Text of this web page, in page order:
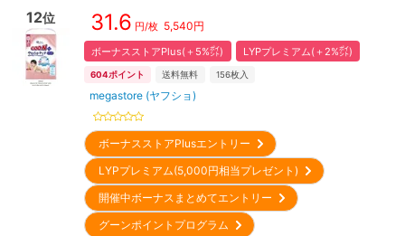
12位 31.6 円/枚 5,540円
ボーナスストアPlus(＋5%㌽) LYPプレミアム(＋2%㌽)
604ポイント 送料無料 156枚入
megastore (ヤフショ)
ボーナスストアPlusエントリー
LYPプレミアム(5,000円相当プレゼント)
開催中ボーナスまとめてエントリー
グーンポイントプログラム